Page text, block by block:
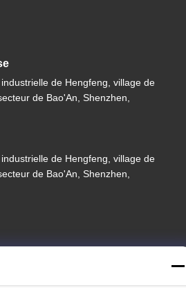
de Hengfeng, village de
de Bao'An, Shenzhen,
de Hengfeng, village de
de Bao'An, Shenzhen,